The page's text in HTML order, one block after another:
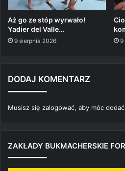
Aż go ze stóp wyrwało!
Yadier del Valle…
9 sierpnia 2026 9
DODAJ KOMENTARZ
Musisz się zalogować, aby móc
ZAKŁADY BUKMACHERSKIE